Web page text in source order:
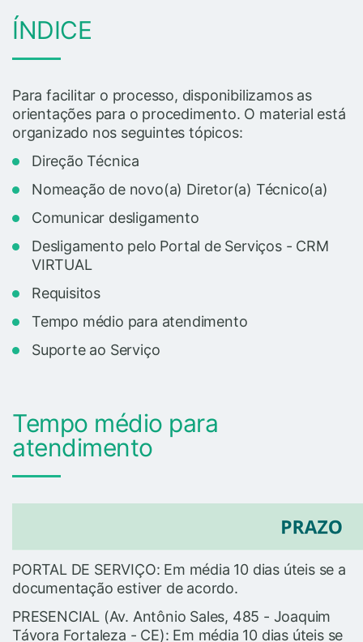
ÍNDICE
Para facilitar o processo, disponibilizamos as
orientações para o procedimento. O material está
organizado nos seguintes tópicos:
Direção Técnica
Nomeação de novo(a) Diretor(a) Técnico(a)
Comunicar desligamento
Desligamento pelo Portal de Serviços - CRM
VIRTUAL
Requisitos
Tempo médio para atendimento
Suporte ao Serviço
Tempo médio para
atendimento
PORTAL DE SERVIÇO: Em média 10 dias úteis se a
documentação estiver de acordo.
PRESENCIAL (Av. Antônio Sales, 485 - Joaquim
Távora Fortaleza - CE): Em média 10 dias úteis se